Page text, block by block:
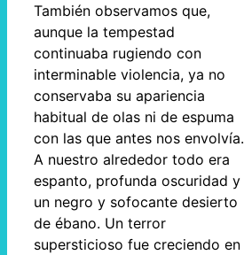
También observamos que,
aunque la tempestad
continuaba rugiendo con
interminable violencia, ya no
conservaba su apariencia
habitual de olas ni de espuma
con las que antes nos envolvía.
A nuestro alrededor todo era
espanto, profunda oscuridad y
un negro y sofocante desierto
de ébano. Un terror
supersticioso fue creciendo en